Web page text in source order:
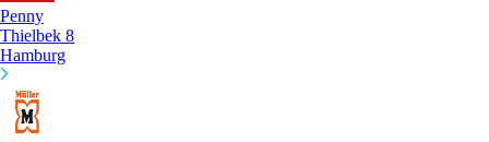
Penny
Thielbek 8
Hamburg